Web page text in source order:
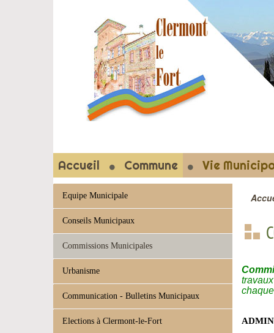
Accueil Commune Vie
Equipe Municipale
Conseils Municipaux
Commissions Municipales
Urbanisme
Communication - Bulletins Municipaux
Elections à Clermont-le-Fort